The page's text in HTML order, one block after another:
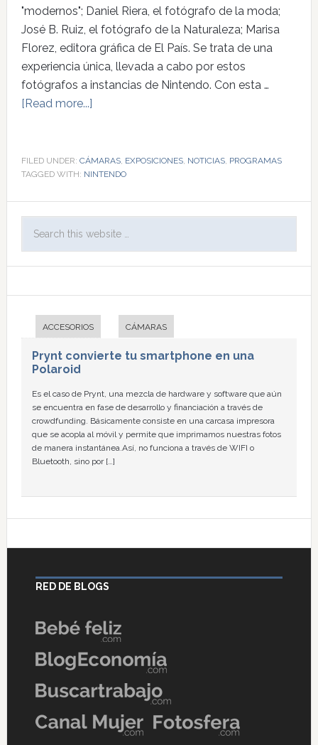
"modernos"; Daniel Riera, el fotógrafo de la moda;
José B. Ruiz, el fotógrafo de la Naturaleza; Marisa
Florez, editora gráfica de El País. Se trata de una
experiencia única, llevada a cabo por estos
fotógrafos a instancias de Nintendo. Con esta …
[Read more...]
FILED UNDER: CÁMARAS, EXPOSICIONES, NOTICIAS, PROGRAMAS
TAGGED WITH: NINTENDO
ACCESORIOS CÁMARAS
Prynt convierte tu smartphone en una
Polaroid
Es el caso de Prynt, una mezcla de hardware y software que aún
se encuentra en fase de desarrollo y financiación a través de
crowdfunding. Básicamente consiste en una carcasa impresora
que se acopla al móvil y permite que imprimamos nuestras fotos
de manera instantánea.Así, no funciona a través de WIFI o
Bluetooth, sino por […]
RED DE BLOGS